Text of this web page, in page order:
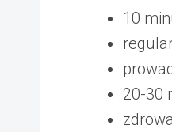
10
20-30